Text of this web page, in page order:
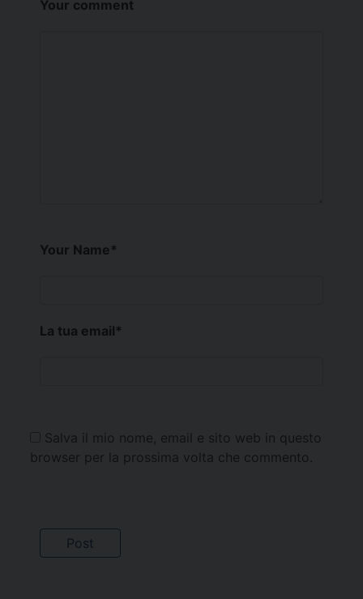
Your comment
Your Name*
La tua email*
Salva il mio nome, email e sito web in questo
browser per la prossima volta che commento.